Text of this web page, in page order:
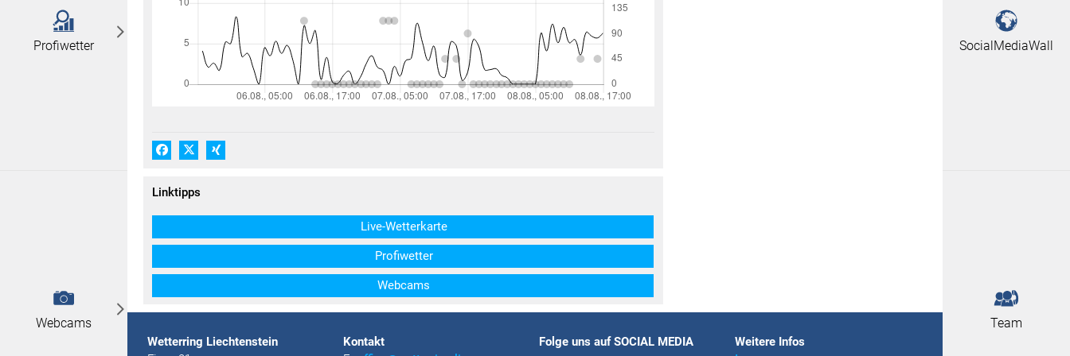
Profiwetter
Webcams
SocialMediaWall
Team
FacebookX (#[creator\plugin\share\core\structs\SocialSharingServiceSettings]:formaly_twitter#)
Xing
Linktipps
Live-Wetterkarte
Profiwetter
Webcams
Wetterring Liechtenstein
Kontakt
Folge uns auf SOCIAL MEDIA
Weitere Infos